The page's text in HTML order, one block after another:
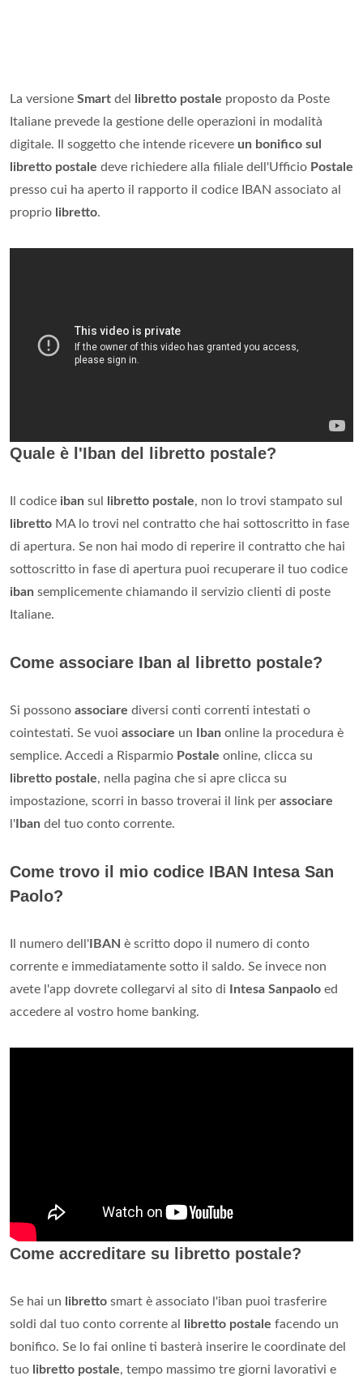
La versione Smart del libretto postale proposto da Poste
Italiane prevede la gestione delle operazioni in modalità
digitale. Il soggetto che intende ricevere un bonifico sul
libretto postale deve richiedere alla filiale dell'Ufficio Postale
presso cui ha aperto il rapporto il codice IBAN associato al
proprio libretto.
Quale è l'Iban del libretto postale?
Il codice iban sul libretto postale, non lo trovi stampato sul
libretto MA lo trovi nel contratto che hai sottoscritto in fase
di apertura. Se non hai modo di reperire il contratto che hai
sottoscritto in fase di apertura puoi recuperare il tuo codice
iban semplicemente chiamando il servizio clienti di poste
Italiane.
Come associare Iban al libretto postale?
Si possono associare diversi conti correnti intestati o
cointestati. Se vuoi associare un Iban online la procedura è
semplice. Accedi a Risparmio Postale online, clicca su
libretto postale, nella pagina che si apre clicca su
impostazione, scorri in basso troverai il link per associare
l' Iban del tuo conto corrente.
Come trovo il mio codice IBAN Intesa San
Paolo?
Il numero dell' IBAN è scritto dopo il numero di conto
corrente e immediatamente sotto il saldo. Se invece non
avete l'app dovrete collegarvi al sito di
Intesa Sanpaolo ed
accedere al vostro home banking.
Come accreditare su libretto postale?
Se hai un libretto smart è associato l'iban puoi trasferire
soldi dal tuo conto corrente al libretto postale facendo un
bonifico. Se lo fai online ti basterà inserire le coordinate del
tuo libretto postale, tempo massimo tre giorni lavorativi e